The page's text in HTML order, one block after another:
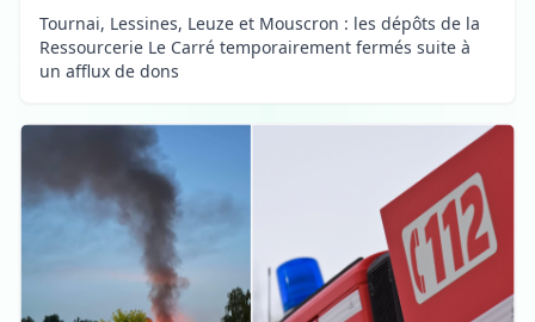
Tournai, Lessines, Leuze et Mouscron : les dépôts de la
Ressourcerie Le Carré temporairement fermés suite à
un afflux de dons